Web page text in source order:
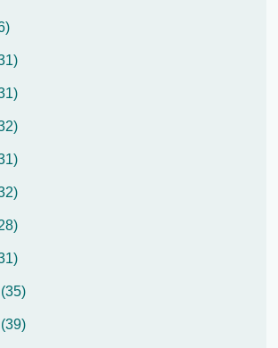
(35)
(39)